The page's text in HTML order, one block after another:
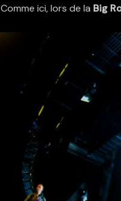
Comme ici, lors de la Big